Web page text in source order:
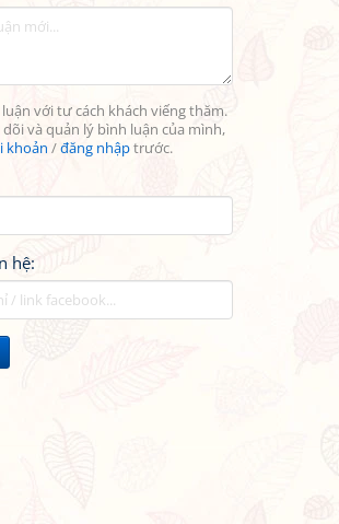
với tư cách khách viếng thăm.
và quản lý bình luận của mình,
khoản /đăng nhậptrước.
hệ: